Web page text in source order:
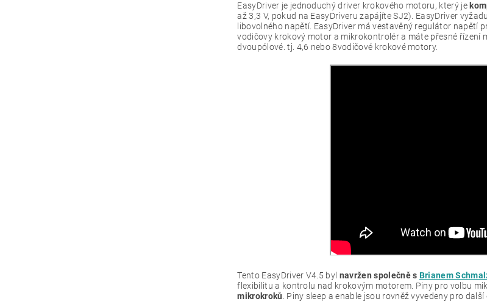
EasyDriver je jednoduchý driver krokového motoru, který je
až 3,3 V, pokud na EasyDriveru zapájíte SJ2). EasyDriver
libovolného napětí. EasyDriver má vestavěný regulátor napětí
vodičovy krokový motor a mikrokontrolér a máte přesné
dvoupólové. tj. 4,6 nebo 8vodičové krokové motory.
Tento EasyDriver V4.5 byl navržen společně s Brianem
flexibilitu a kontrolu nad krokovým motorem. Piny pro volbu
mikrokroků . Piny sleep a enable jsou rovněž vyvedeny pro další